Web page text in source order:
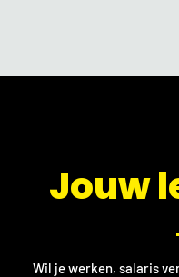
​Jouw
Wil je werken, salaris